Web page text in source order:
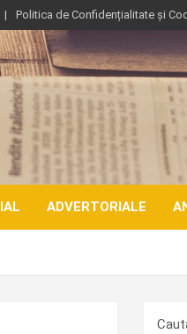
Politica de Confidențialitate și
ADVERTORIALE